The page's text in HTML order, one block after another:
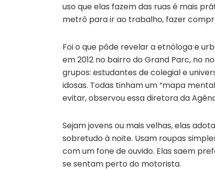
uso que elas fazem das ruas é mais
metrô para ir ao trabalho, fazer
Foi o que pôde revelar a etnóloga e
em 2012 no bairro do Grand Parc, no
grupos: estudantes de colegial e
idosas. Todas tinham um “mapa
evitar, observou essa diretora da
Sejam jovens ou mais velhas, elas
sobretudo à noite. Usam roupas
com um fone de ouvido. Elas saem
se sentam perto do motorista.